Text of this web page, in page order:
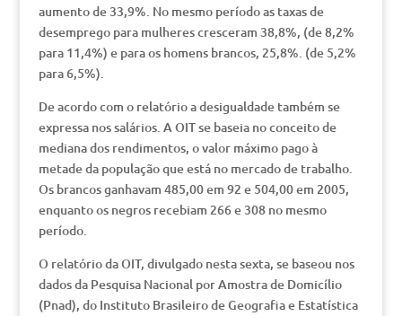
aumento de 33,9%. No mesmo período as taxas de
desemprego para mulheres cresceram 38,8%, (de 8,2%
para 11,4%) e para os homens brancos, 25,8%. (de 5,2%
para 6,5%).
De acordo com o relatório a desigualdade também se
expressa nos salários. A OIT se baseia no conceito de
mediana dos rendimentos, o valor máximo pago à
metade da população que está no mercado de trabalho.
Os brancos ganhavam 485,00 em 92 e 504,00 em 2005,
enquanto os negros recebiam 266 e 308 no mesmo
período.
O relatório da OIT, divulgado nesta sexta, se baseou nos
dados da Pesquisa Nacional por Amostra de Domicílio
(Pnad), do Instituto Brasileiro de Geografia e Estatística